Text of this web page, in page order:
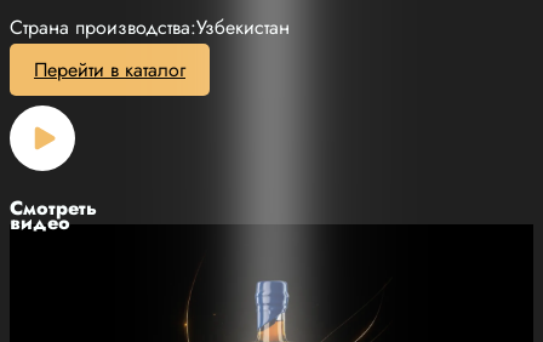
Страна производства:Узбекистан
Перейти в каталог
Смотреть
видео